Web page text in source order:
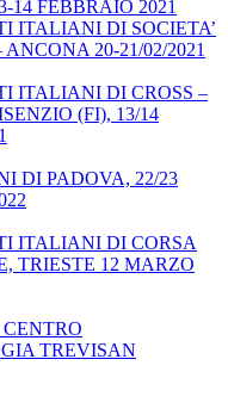
14 FEBBRAIO 2021
ITALIANI DI SOCIETA’
20-21/02/2021
ITALIANI DI CROSS –
(FI), 13/14
DI PADOVA, 22/23
ITALIANI DI CORSA
TRIESTE 12 MARZO
TREVISAN